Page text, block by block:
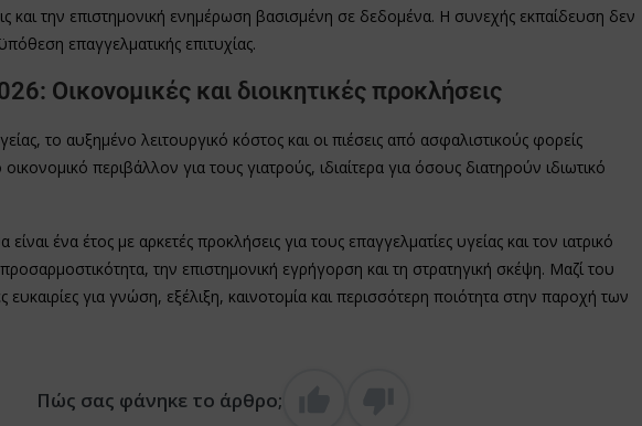
και την επιστημονική ενημέρωση βασισμένη σε δεδομένα. Η συνεχής εκπαίδευση δεν
επαγγελματικής επιτυχίας.
Οικονομικές και διοικητικές προκλήσεις
το αυξημένο λειτουργικό κόστος και οι πιέσεις από ασφαλιστικούς φορείς
περιβάλλον για τους γιατρούς, ιδιαίτερα για όσους διατηρούν ιδιωτικό
ένα έτος με αρκετές προκλήσεις για τους επαγγελματίες υγείας και τον ιατρικό
την επιστημονική εγρήγορση και τη στρατηγική σκέψη. Μαζί του
ευκαιρίες για γνώση, εξέλιξη, καινοτομία και περισσότερη ποιότητα στην παροχή των
Πώς σας φάνηκε το άρθρο;